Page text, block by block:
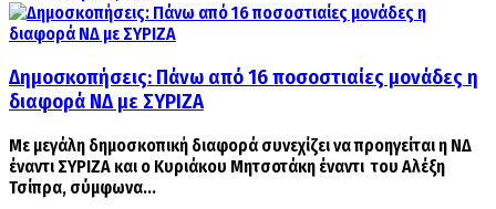
Δημοσκοπήσεις: Πάνω από 16 ποσοστιαίες μονάδες η
διαφορά ΝΔ με ΣΥΡΙΖΑ
Με μεγάλη δημοσκοπική διαφορά συνεχίζει να προηγείται η ΝΔ
έναντι ΣΥΡΙΖΑ και ο Κυριάκου Μητσοτάκη έναντι του Αλέξη
Τσίπρα, σύμφωνα...